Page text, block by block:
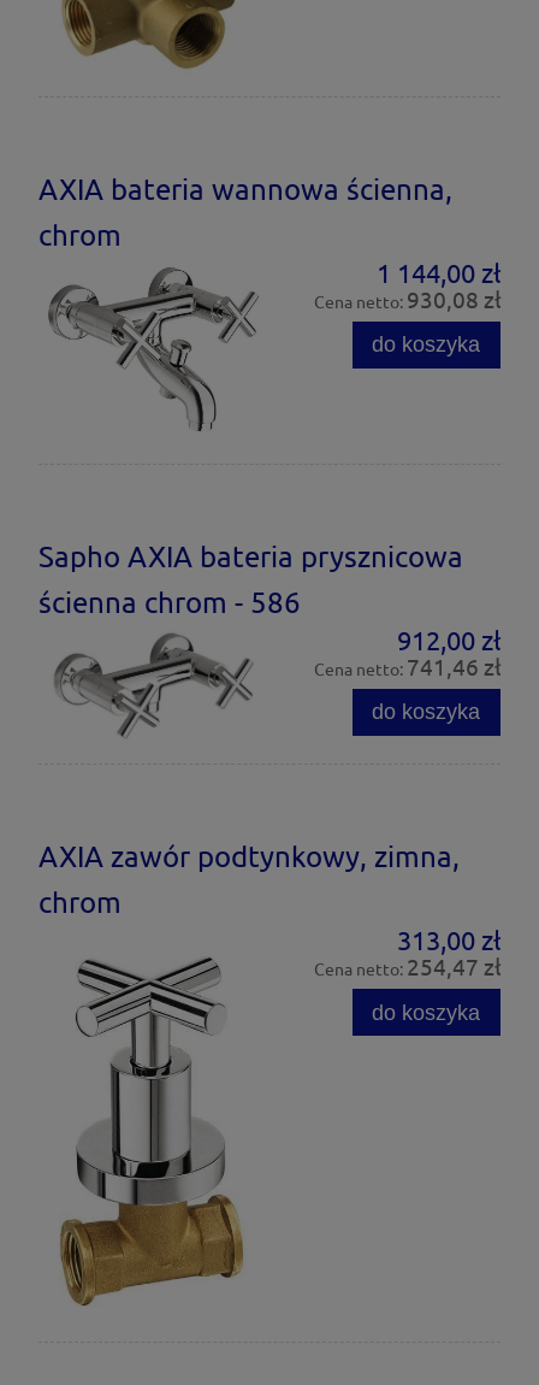
AXIA bateria wannowa ścienna,
chrom
1 144,00 zł
Cena netto: 930,08 zł
do koszyka
Sapho AXIA bateria prysznicowa
ścienna chrom - 586
912,00 zł
Cena netto: 741,46 zł
do koszyka
AXIA zawór podtynkowy, zimna,
chrom
313,00 zł
Cena netto: 254,47 zł
do koszyka